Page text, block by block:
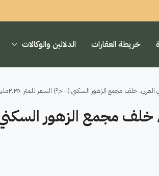
خريطة العقارات الدلالين والوكالات
دينار